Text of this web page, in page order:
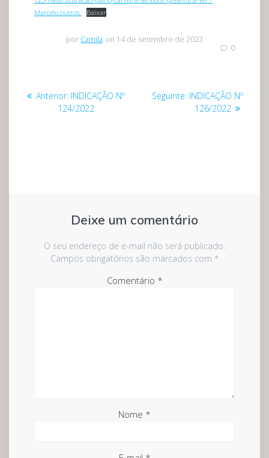
Marcelo.outros.
Baixar
por Camila on 14 de setembro de 2022
0
Navegação
Anterior: Post
anterior:
INDICAÇÃO Nº
124/2022
Seguinte: Post
seguinte:
INDICAÇÃO Nº
126/2022
Deixe um comentário
O seu endereço de e-mail não será publicado.
Campos obrigatórios são marcados com *
Comentário *
Nome *